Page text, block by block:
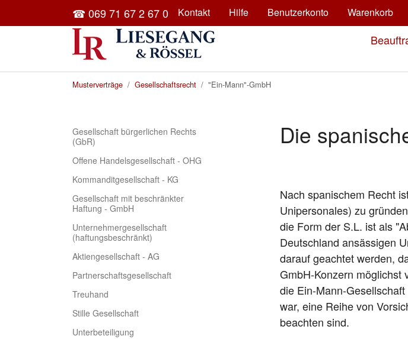
Skip to main content☎ 069 71 67 2 67 0 Kontakt Hilfe Benutzerkonto Warenkorb
You are here:
Musterverträge Gesellschaftsrecht "Ein-Mann"-GmbH
Gesellschaft bürgerlichen Rechts
(GbR)
Offene Handelsgesellschaft - OHG
Kommanditgesellschaft - KG
Gesellschaft mit beschränkter
Haftung - GmbH
Unternehmergesellschaft
(haftungsbeschränkt)
Aktiengesellschaft - AG
Partnerschaftsgesellschaft
Treuhand
Stille Gesellschaft
Unterbeteiligung
Die
Nach spanischem Recht
Unipersonales) zu
die Form der S.L. ist als
Deutschland ansässigen
darauf geachtet werden,
GmbH-Konzern möglichst
die Ein-Mann-
war, eine Reihe von
beachten sind.